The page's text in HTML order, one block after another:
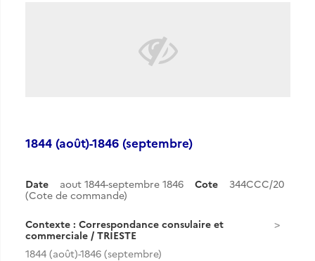
1844 (août)-1846 (septembre)
Date aout 1844-septembre 1846 Cote
344CCC/20
(Cote de commande)
Contexte : Correspondance consulaire et
commerciale / TRIESTE
1844 (août)-1846 (septembre)